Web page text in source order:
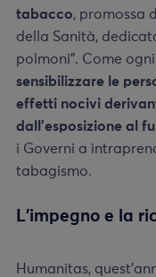
tabacco, promossa
della Sanità,
polmoni”. Come
sensibilizzare le
effetti nocivi
dall’esposizione al
i Governi a
tabagismo.
L’impegno e la
Humanitas,